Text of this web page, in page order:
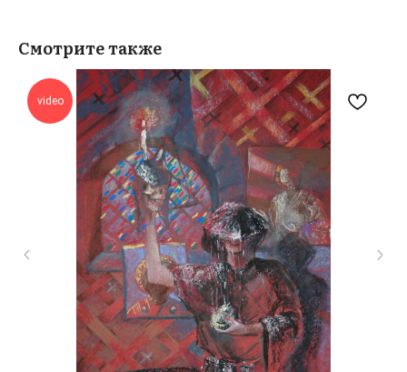
Смотрите также
video